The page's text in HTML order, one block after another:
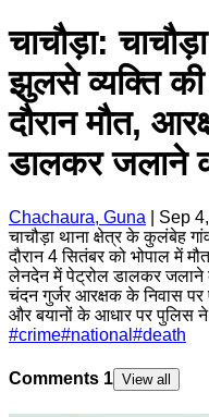
चाचौड़ा:
झुलसे व्यक्ति
दौरान मौत,
डालकर जलाने
Chachaura, Guna
Sep
चाचौड़ा थाना क्षेत्र के कुलंबेह
दौरान 4 सितंबर को भोपाल में
लेनदेन में पेट्रोल डालकर
चंदन गुर्जर आरक्षक के निवास
और बयानों के आधार पर पुलिस ने
#crime#national #death
Comments 1 View all